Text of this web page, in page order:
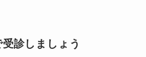
診しましょう